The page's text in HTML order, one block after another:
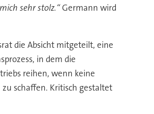
sehr stolz.“Germann wird
die Absicht mitgeteilt, eine
in dem die
reihen, wenn keine
schaffen. Kritisch gestaltet